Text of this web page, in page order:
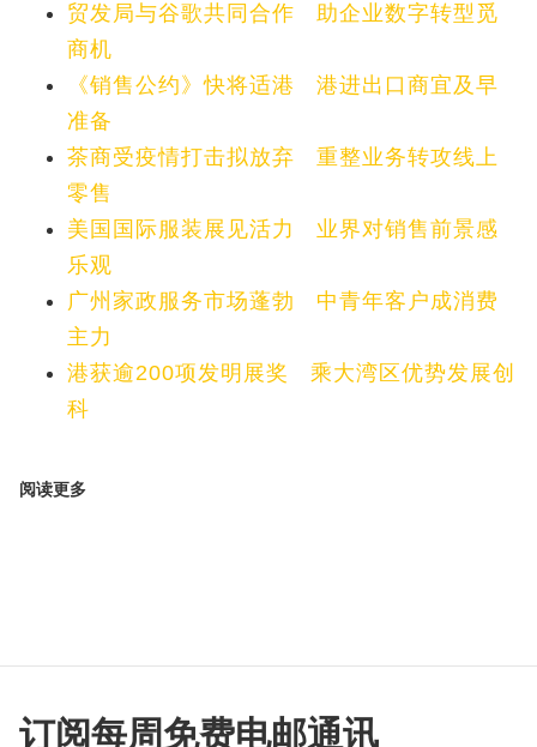
贸发局与谷歌共同合作 助企业数字转型觅
商机
《销售公约》快将适港 港进出口商宜及早
准备
茶商受疫情打击拟放弃 重整业务转攻线上
零售
美国国际服装展见活力 业界对销售前景感
乐观
广州家政服务市场蓬勃 中青年客户成消费
主力
港获逾200项发明展奖 乘大湾区优势发展创
科
阅读更多
订阅每周免费电邮通讯